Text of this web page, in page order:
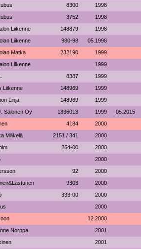
8300 1998
3752 1998
Liikenne 148879 1998
Liikenne 980-98 05.1998
Matka 232190 1999
Liikenne 1999
8387 1999
Liikenne 148969 1999
Linja 148969 1999
Salonen Oy 1836013 1999 05.2015
4184 2000
Mäkelä 2151 / 341 2000
264-00 2000
2000
92 2000
9303 2000
333-00 2000
2000
12.2000
Norppa 2001
2001